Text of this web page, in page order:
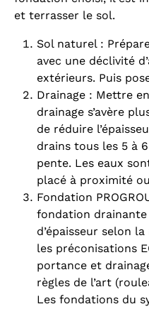
et terrasser le sol.
Sol naturel :
avec une déclivité
extérieurs. Puis
Drainage : Mettre
drainage s’avère
de réduire
drains tous les 5 à
pente. Les eaux
placé à proximité
Fondation
fondation drainante
d’épaisseur selon
les préconisations
portance et
règles de l’art
Les fondations du